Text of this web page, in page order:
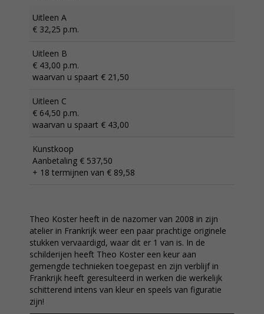
Uitleen A
€ 32,25 p.m.
Uitleen B
€ 43,00 p.m.
waarvan u spaart € 21,50
Uitleen C
€ 64,50 p.m.
waarvan u spaart € 43,00
Kunstkoop
Aanbetaling € 537,50
+ 18 termijnen van € 89,58
Theo Koster heeft in de nazomer van 2008 in zijn
atelier in Frankrijk weer een paar prachtige originele
stukken vervaardigd, waar dit er 1 van is. In de
schilderijen heeft Theo Koster een keur aan
gemengde technieken toegepast en zijn verblijf in
Frankrijk heeft geresulteerd in werken die werkelijk
schitterend intens van kleur en speels van figuratie
zijn!